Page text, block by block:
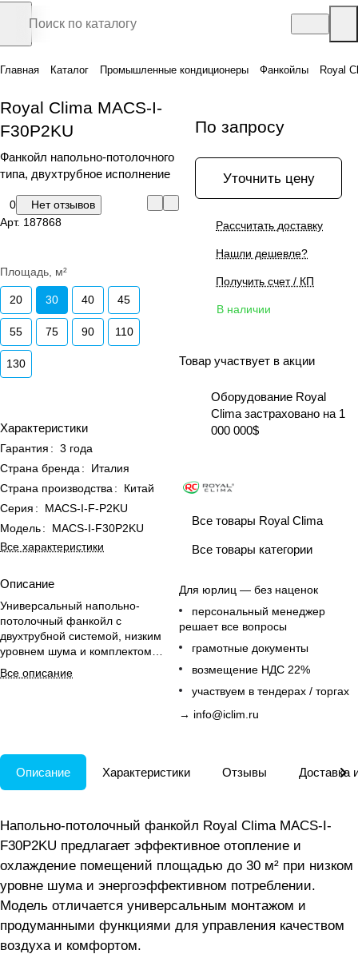
Главная Каталог Промышленные кондиционеры Фанкойлы Royal
Royal Clima MACS-I-
F30P2KU
Фанкойл напольно-потолочного
типа, двухтрубное исполнение
0
Нет отзывов
Арт. 187868
Площадь, м²
20 30 40 45
55 75 90 110
130
Характеристики
Гарантия : 3 года
Страна бренда :
Италия
Страна производства :
Китай
Серия :
MACS-I-F-P2KU
Модель:
MACS-I-F30P2KU
Все характеристики
Описание
Универсальный напольно-
потолочный фанкойл с
двухтрубной системой, низким
уровнем шума и комплектом
фильтра и поддона для
комфортного климата в доме.
Все описание
По запросу
Уточнить цену
Рассчитать доставку
Нашли дешевле?
Получить счет / КП
В наличии
Товар участвует в акции
Оборудование Royal
Clima застраховано на 1
000 000$
Все товары Royal Clima
Все товары категории
Для юрлиц — без наценок
персональный менеджер
решает все вопросы
грамотные документы
возмещение НДС 22%
участвуем в тендерах / торгах
→ info@iclim.ru
Описание Характеристики Отзывы Доставка
Напольно-потолочный фанкойл Royal Clima MACS-I-
F30P2KU предлагает эффективное отопление и
охлаждение помещений площадью до 30 м² при низком
уровне шума и энергоэффективном потреблении.
Модель отличается универсальным монтажом и
продуманными функциями для управления качеством
воздуха и комфортом.